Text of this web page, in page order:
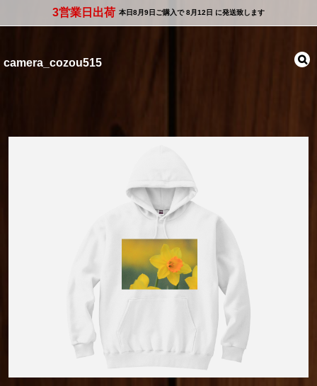
3営業日出荷 本日8月9日 ご購入で8月12日 に発送致します
camera_cozou515